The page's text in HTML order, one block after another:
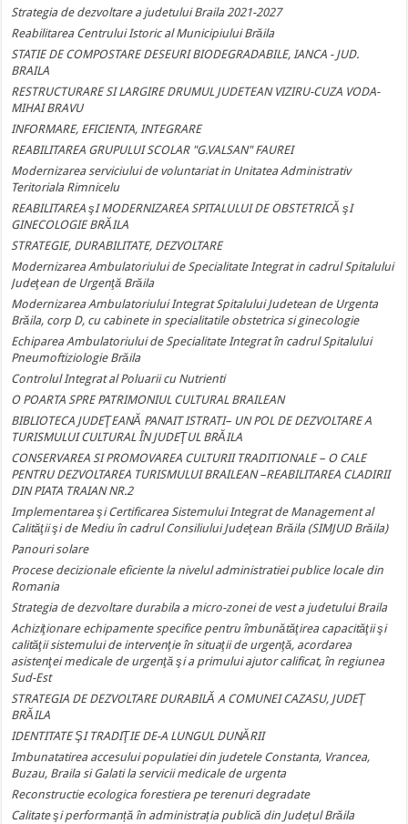
Strategia de dezvoltare a judetului Braila 2021-2027
Reabilitarea Centrului Istoric al Municipiului Brăila
STATIE DE COMPOSTARE DESEURI BIODEGRADABILE, IANCA - JUD.
BRAILA
RESTRUCTURARE SI LARGIRE DRUMUL JUDETEAN VIZIRU-CUZA VODA-
MIHAI BRAVU
INFORMARE, EFICIENTA, INTEGRARE
REABILITAREA GRUPULUI SCOLAR "G.VALSAN" FAUREI
Modernizarea serviciului de voluntariat in Unitatea Administrativ
Teritoriala Rimnicelu
REABILITAREA şI MODERNIZAREA SPITALULUI DE OBSTETRICĂ şI
GINECOLOGIE BRĂILA
STRATEGIE, DURABILITATE, DEZVOLTARE
Modernizarea Ambulatoriului de Specialitate Integrat in cadrul Spitalului
Judeţean de Urgenţă Brăila
Modernizarea Ambulatoriului Integrat Spitalului Judetean de Urgenta
Brăila, corp D, cu cabinete in specialitatile obstetrica si ginecologie
Echiparea Ambulatoriului de Specialitate Integrat în cadrul Spitalului
Pneumoftiziologie Brăila
Controlul Integrat al Poluarii cu Nutrienti
O POARTA SPRE PATRIMONIUL CULTURAL BRAILEAN
BIBLIOTECA JUDEŢEANĂ PANAIT ISTRATI– UN POL DE DEZVOLTARE A
TURISMULUI CULTURAL ÎN JUDEŢUL BRĂILA
CONSERVAREA SI PROMOVAREA CULTURII TRADITIONALE – O CALE
PENTRU DEZVOLTAREA TURISMULUI BRAILEAN –REABILITAREA CLADIRII
DIN PIATA TRAIAN NR.2
Implementarea şi Certificarea Sistemului Integrat de Management al
Calităţii şi de Mediu în cadrul Consiliului Judeţean Brăila (SIMJUD Brăila)
Panouri solare
Procese decizionale eficiente la nivelul administratiei publice locale din
Romania
Strategia de dezvoltare durabila a micro-zonei de vest a judetului Braila
Achiziţionare echipamente specifice pentru îmbunătăţirea capacităţii şi
calităţii sistemului de intervenţie în situaţii de urgenţă, acordarea
asistenţei medicale de urgenţă şi a primului ajutor calificat, în regiunea
Sud-Est
STRATEGIA DE DEZVOLTARE DURABILĂ A COMUNEI CAZASU, JUDEŢ
BRĂILA
IDENTITATE ŞI TRADIŢIE DE-A LUNGUL DUNĂRII
Imbunatatirea accesului populatiei din judetele Constanta, Vrancea,
Buzau, Braila si Galati la servicii medicale de urgenta
Reconstructie ecologica forestiera pe terenuri degradate
Calitate şi performanță în administrația publică din Județul Brăila